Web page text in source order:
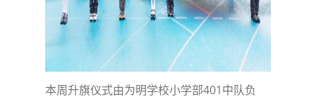
本周升旗仪式由为明学校小学部401中队负